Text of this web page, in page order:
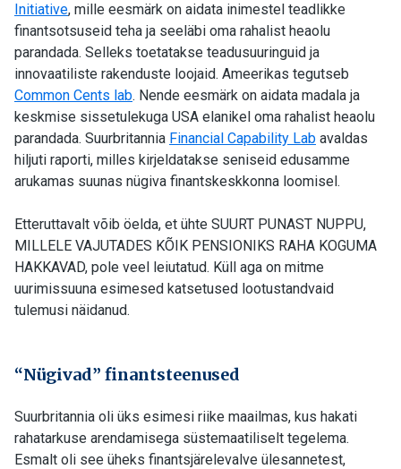
Initiative, mille eesmärk on aidata inimestel teadlikke
finantsotsuseid teha ja seeläbi oma rahalist heaolu
parandada. Selleks toetatakse teadusuuringuid ja
innovaatiliste rakenduste loojaid. Ameerikas tegutseb
Common Cents lab. Nende eesmärk on aidata madala ja
keskmise sissetulekuga USA elanikel oma rahalist heaolu
parandada. Suurbritannia Financial Capability Lab avaldas
hiljuti raporti, milles kirjeldatakse seniseid edusamme
arukamas suunas nügiva finantskeskkonna loomisel.
Etteruttavalt võib öelda, et ühte SUURT PUNAST NUPPU,
MILLELE VAJUTADES KÕIK PENSIONIKS RAHA KOGUMA
HAKKAVAD, pole veel leiutatud. Küll aga on mitme
uurimissuuna esimesed katsetused lootustandvaid
tulemusi näidanud.
“Nügivad” finantsteenused
Suurbritannia oli üks esimesi riike maailmas, kus hakati
rahatarkuse arendamisega süstemaatiliselt tegelema.
Esmalt oli see üheks finantsjärelevalve ülesannetest,